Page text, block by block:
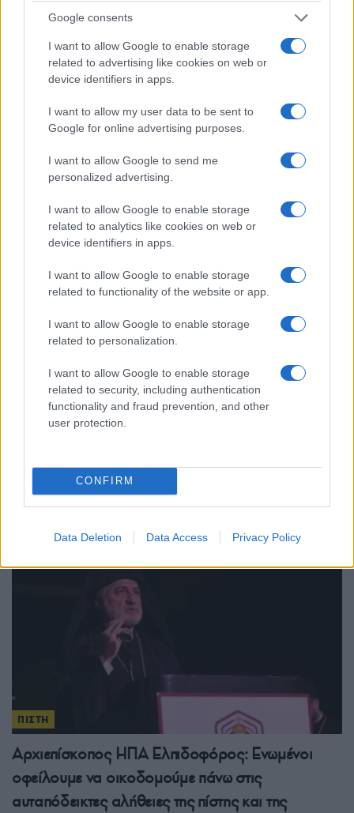
Google consents
I want to allow Google to enable storage
related to advertising like cookies on web or
device identifiers in apps.
I want to allow my user data to be sent to
Google for online advertising purposes.
I want to allow Google to send me
personalized advertising.
I want to allow Google to enable storage
related to analytics like cookies on web or
device identifiers in apps.
I want to allow Google to enable storage
related to functionality of the website or app.
I want to allow Google to enable storage
related to personalization.
I want to allow Google to enable storage
related to security, including authentication
functionality and fraud prevention, and other
user protection.
CONFIRM
Data Deletion Data Access Privacy Policy
έπειτα από 52 χρόνια διακονίας – Ξεκινούν οι
διαδικασίες διαδοχής
7/07/2026 - 5:37μμ
συνεδρίαση του «Κοινού των Ποντίων» με μήνυμα
ενότητας
ΠΙΣΤΗ
Αρχιεπίσκοπος ΗΠΑ Ελπιδοφόρος: Ενωμένοι
οφείλουμε να οικοδομούμε πάνω στις
αυταπόδεικτες αλήθειες της πίστης και της